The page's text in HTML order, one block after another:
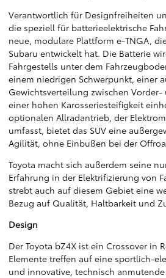
Verantwortlich für Designfreiheiten
die speziell für batterieelektrische
neue, modulare Plattform e-TNGA,
Subaru entwickelt hat. Die Batterie
Fahrgestells unter dem
einem niedrigen Schwerpunkt, einer
Gewichtsverteilung zwischen
einer hohen Karosseriesteifigkeit
optionalen Allradantrieb, der
umfasst, bietet das SUV eine
Agilität, ohne Einbußen bei der
Toyota macht sich außerdem seine
Erfahrung in der Elektrifizierung von
strebt auch auf diesem Gebiet eine
Bezug auf Qualität, Haltbarkeit und
Design
Der Toyota bZ4X ist ein Crossover in
Elemente treffen auf eine sportlich-
und innovative, technisch